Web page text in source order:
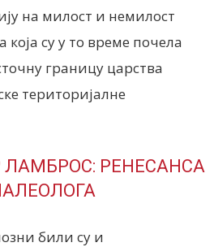
на милост и немилост
која су у то време почела
границу царства
територијалне
РЕНЕСАНСА
били су и